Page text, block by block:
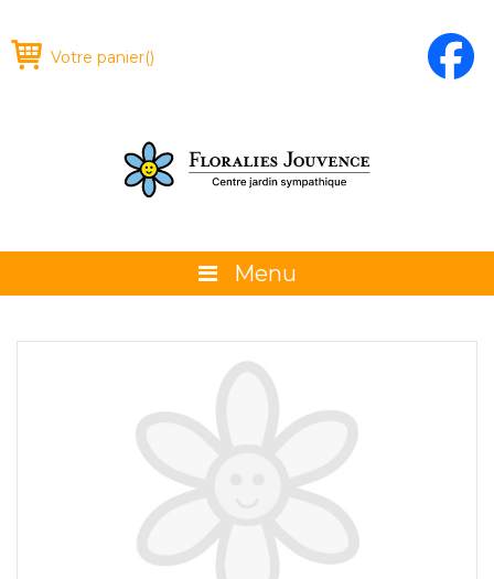
Votre panier()
Menu
La boutique
Promotions et évènements
Calendrier horticole